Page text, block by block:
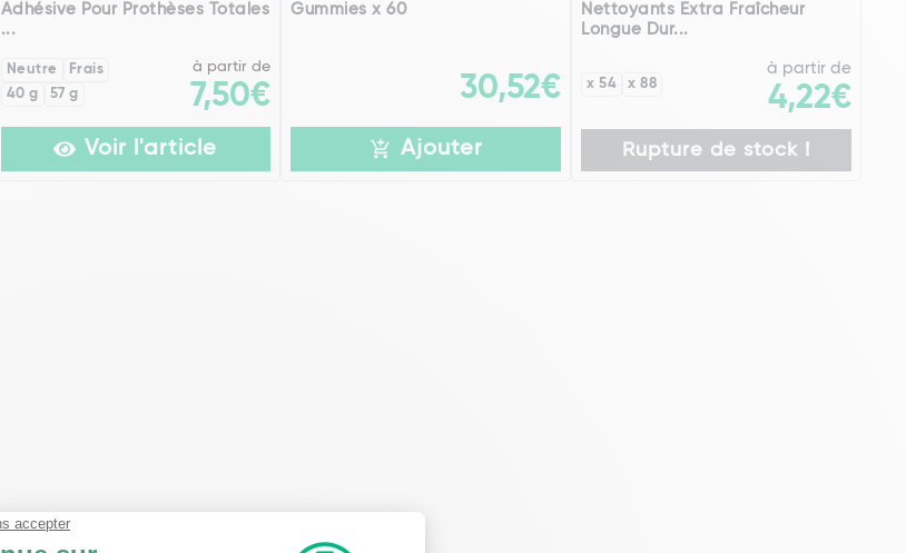
Adhésive Pour Prothèses Totales
...
Neutre
Frais
40 g
57 g
à partir de
7,50€
Voir l'article
Gummies x 60
30,52€
Ajouter
Nettoyants Extra Fraîcheur
Longue Dur...
x 54 x 88
à partir de
4,22€
Rupture de stock !